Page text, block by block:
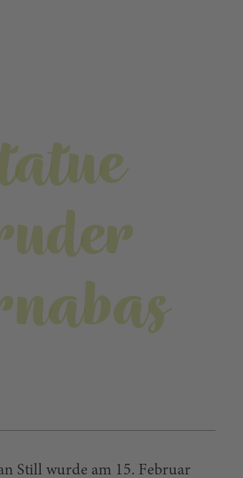
Still wurde am 15. Februar